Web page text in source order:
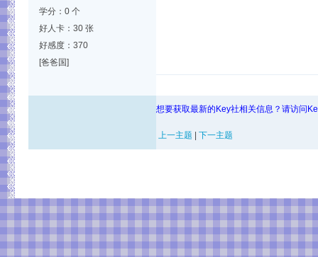
学分：0 个
好人卡：30 张
好感度：370
[爸爸国]
想要获取最新的Key社相关信息？请访问
上一主题 下一主题